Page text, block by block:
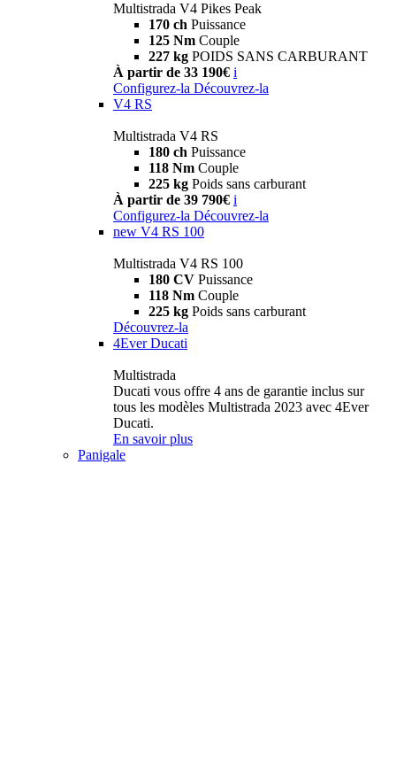
Multistrada V4 Pikes Peak
170 ch Puissance
125 Nm Couple
227 kg POIDS SANS CARBURANT
À partir de 33 190€ i
Configurez-la Découvrez-la
V4 RS
Multistrada V4 RS
180 ch Puissance
118 Nm Couple
225 kg Poids sans carburant
À partir de 39 790€ i
Configurez-la Découvrez-la
new V4 RS 100
Multistrada V4 RS 100
180 CV Puissance
118 Nm Couple
225 kg Poids sans carburant
Découvrez-la
4Ever Ducati
Multistrada
Ducati vous offre 4 ans de garantie inclus sur
tous les modèles Multistrada 2023 avec 4Ever
Ducati.
En savoir plus
Panigale